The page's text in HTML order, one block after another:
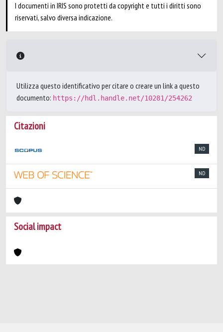
I documenti in IRIS sono protetti da copyright e tutti i diritti sono
riservati, salvo diversa indicazione.
Utilizza questo identificativo per citare o creare un link a questo
documento: https://hdl.handle.net/10281/254262
Citazioni
ND
ND
Social impact